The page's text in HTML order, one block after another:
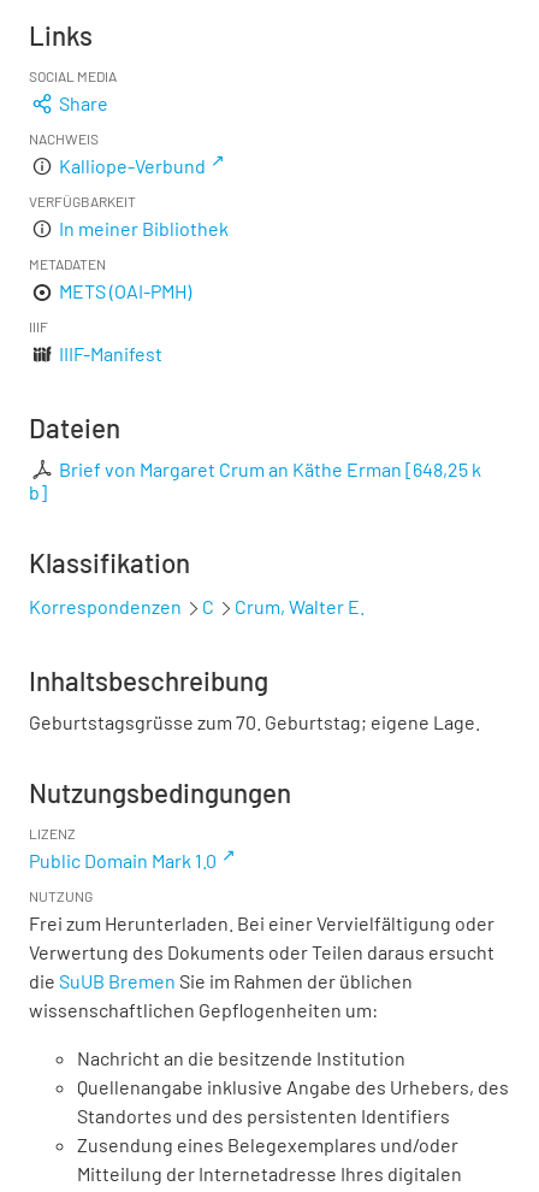
Links
SOCIAL MEDIA
Share
NACHWEIS
Kalliope-Verbund
VERFÜGBARKEIT
In meiner Bibliothek
METADATEN
METS (OAI-PMH)
IIIF
IIIF-Manifest
Dateien
Brief von Margaret Crum an Käthe Erman [648,25 k
b]
Klassifikation
Korrespondenzen C Crum, Walter E.
Inhaltsbeschreibung
Geburtstagsgrüsse zum 70. Geburtstag; eigene Lage.
Nutzungsbedingungen
LIZENZ
Public Domain Mark 1.0
NUTZUNG
Frei zum Herunterladen. Bei einer Vervielfältigung oder
Verwertung des Dokuments oder Teilen daraus ersucht
die SuUB Bremen Sie im Rahmen der üblichen
wissenschaftlichen Gepflogenheiten um:
Nachricht an die besitzende Institution
Quellenangabe inklusive Angabe des Urhebers, des
Standortes und des persistenten Identifiers
Zusendung eines Belegexemplares und/oder
Mitteilung der Internetadresse Ihres digitalen